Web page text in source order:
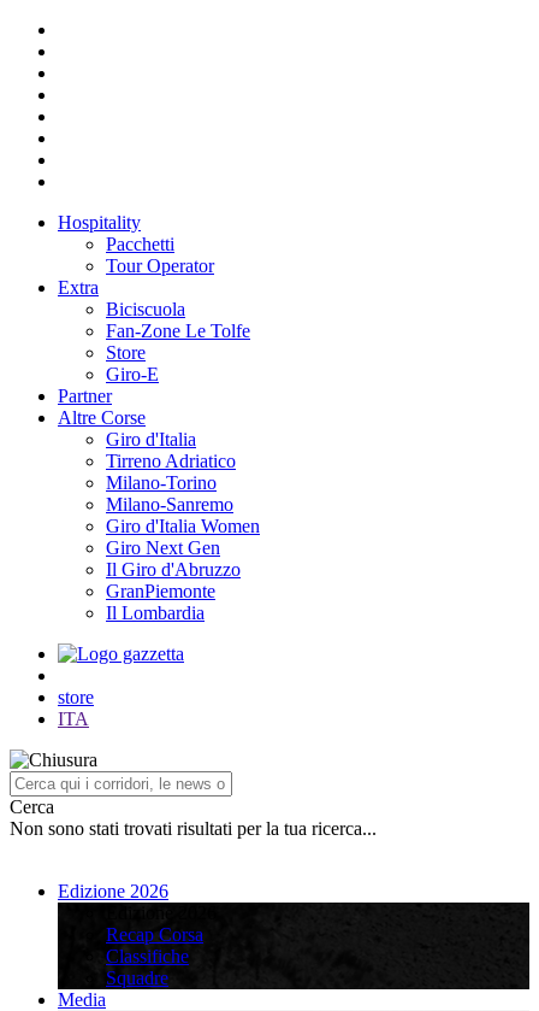
Hospitality
Pacchetti
Tour Operator
Extra
Biciscuola
Fan-Zone Le Tolfe
Store
Giro-E
Partner
Altre Corse
Giro d'Italia
Tirreno Adriatico
Milano-Torino
Milano-Sanremo
Giro d'Italia Women
Giro Next Gen
Il Giro d'Abruzzo
GranPiemonte
Il Lombardia
store
ITA
Cerca
Non sono stati trovati risultati per la tua ricerca...
Edizione 2026
Recap Corsa
Classifiche
Squadre
Media